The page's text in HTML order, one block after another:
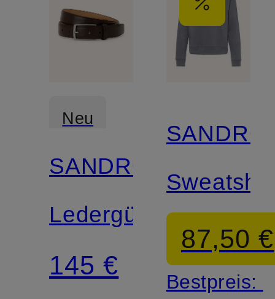
Neu
SANDRO
Ledergürtel
145 €
SANDRO
87,50 €
Bestpreis: